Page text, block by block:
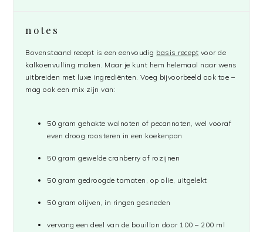
notes
Bovenstaand recept is een eenvoudig basis recept voor de
kalkoenvulling maken. Maar je kunt hem helemaal naar wens
uitbreiden met luxe ingrediënten. Voeg bijvoorbeeld ook toe –
mag ook een mix zijn van:
50 gram gehakte walnoten of pecannoten, wel vooraf
even droog roosteren in een koekenpan
50 gram gewelde cranberry of rozijnen
50 gram gedroogde tomaten, op olie, uitgelekt
50 gram olijven, in ringen gesneden
vervang een deel van de bouillon door 100 – 200 ml